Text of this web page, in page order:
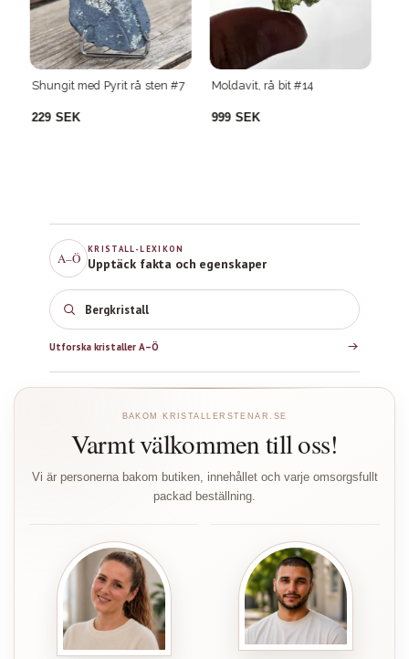
A–Ö
KRISTALL-LEXIKON
Upptäck fakta och egenskaper
Bergkristall
Utforska kristaller A–Ö
BAKOM KRISTALLERSTENAR.SE
Varmt välkommen till oss!
Vi är personerna bakom butiken, innehållet och varje omsorgsfullt
packad beställning.
Moldavit, rå bit #14
999 SEK
Purpurit rå sten #11
749 SEK